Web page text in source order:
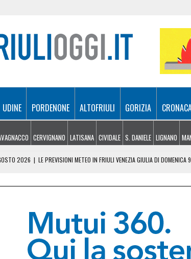
UDINE PORDENONE ALTOFRIULI GORIZIA
CERVIGNANO LATISANA CIVIDALE S. DANIELE LIGNANO
2026 | LE PREVISIONI METEO IN FRIULI VENEZIA GIULIA DI DOMENICA
DOPPIO INTERVENTO IN MONTAGNA: DONNA SOCCORSA A SAPPADA,
FRIULI VENEZIA GIULIA CUP, STADIO PIENO PER IL TRIANGOLARE TRA